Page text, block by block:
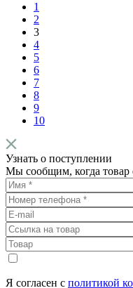
1
2
3
4
5
6
7
8
9
10
Узнать о поступлении
Мы сообщим, когда товар
Я согласен с политикой